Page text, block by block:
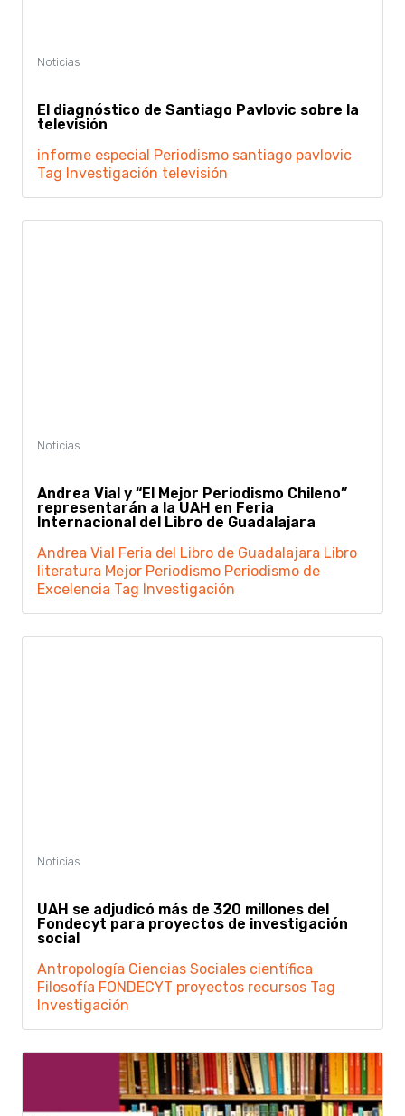
El diagnóstico de Santiago Pavlovic sobre la
televisión
informe especial Periodismo santiago pavlovic
Tag Investigación televisión
Andrea Vial y “El Mejor Periodismo Chileno”
representarán a la UAH en Feria
Internacional del Libro de Guadalajara
Andrea Vial Feria del Libro de Guadalajara Libro
literatura Mejor Periodismo Periodismo de
Excelencia Tag Investigación
UAH se adjudicó más de 320 millones del
Fondecyt para proyectos de investigación
social
Antropología Ciencias Sociales científica
Filosofía FONDECYT proyectos recursos Tag
Investigación